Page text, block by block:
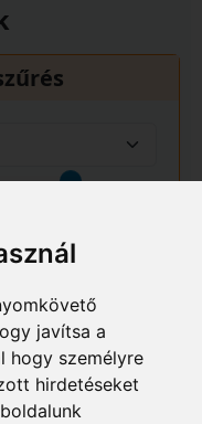
javítsa a
hogy személyre
hirdetéseket